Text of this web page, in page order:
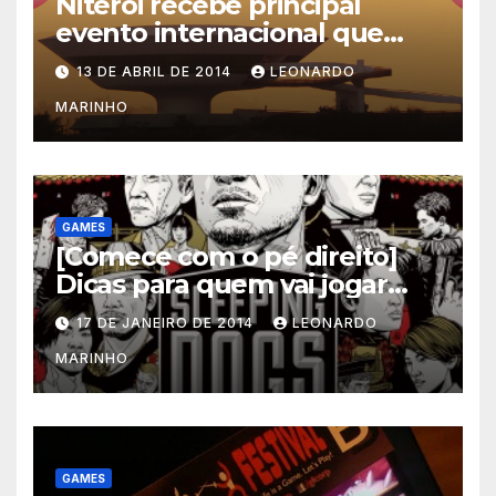
evento internacional que
mescla saúde e jogos
13 DE ABRIL DE 2014 LEONARDO
MARINHO
GAMES
[Comece com o pé direito]
Dicas para quem vai jogar
Sleeping Dogs
17 DE JANEIRO DE 2014 LEONARDO
MARINHO
GAMES